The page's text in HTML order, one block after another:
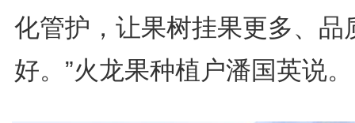
化管护，让果树挂果更多、品
好。”火龙果种植户潘国英说。